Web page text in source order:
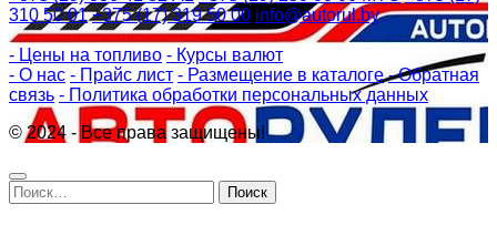
310 50 01 +375 (17) 319 50 00 info@autorul.by
- Цены на топливо - Курсы валют
- О нас - Прайс лист - Размещение в каталоге - Обратная
связь - Политика обработки персональных данных
© 2024 - Все права защищены!